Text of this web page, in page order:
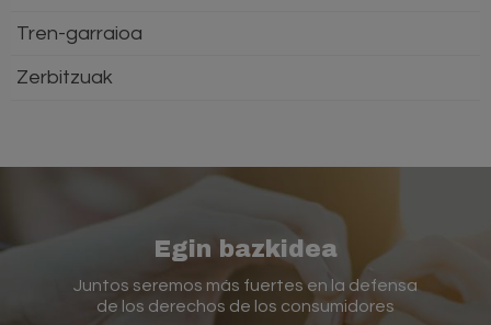
Tren-garraioa
Zerbitzuak
Egin bazkidea
Juntos seremos más fuertes en la defensa
de los derechos de los consumidores